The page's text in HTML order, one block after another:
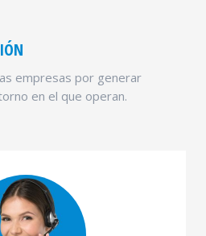
empresas por generar
en el que operan.